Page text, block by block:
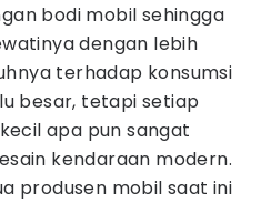
bodi mobil sehingga
dengan lebih
terhadap konsumsi
besar, tetapi setiap
apa pun sangat
kendaraan modern.
produsen mobil saat ini